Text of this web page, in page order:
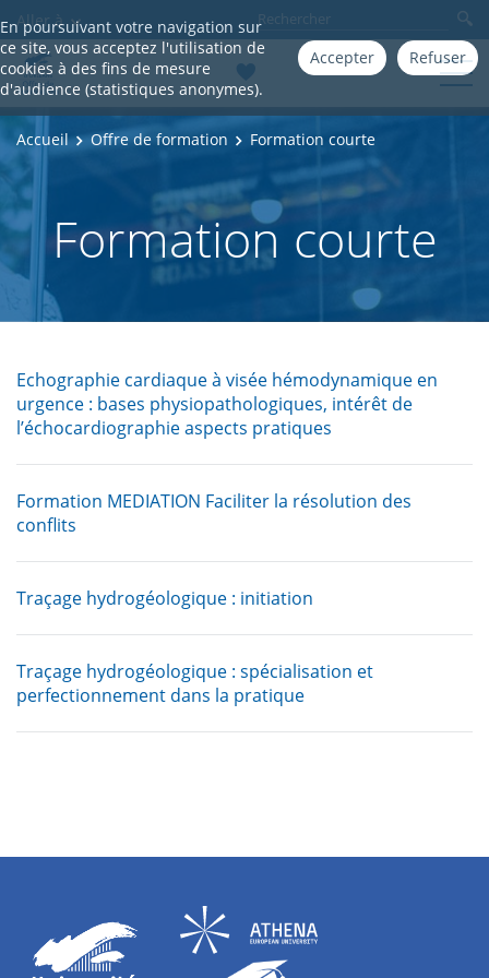
En poursuivant votre navigation sur
ce site, vous acceptez l'utilisation de
cookies à des fins de mesure
d'audience (statistiques anonymes).
Accepter Refuser
Aller à
Accueil Offre de formation Formation courte
Formation courte
Echographie cardiaque à visée hémodynamique en
urgence : bases physiopathologiques, intérêt de
l’échocardiographie aspects pratiques
Formation MEDIATION Faciliter la résolution des
conflits
Traçage hydrogéologique : initiation
Traçage hydrogéologique : spécialisation et
perfectionnement dans la pratique